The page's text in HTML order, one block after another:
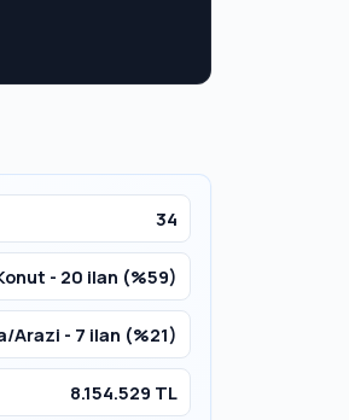
34
- 20 ilan (%59)
Arazi - 7 ilan (%21)
8.154.529 TL